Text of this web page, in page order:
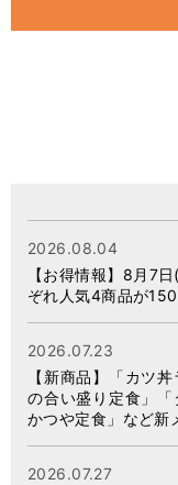
2026.08.04
【お得情報】8月7
ぞれ人気4商品が150
2026.07.23
【新商品】「カツ
の合い盛り定食」
かつや定食」など新
2026.07.27